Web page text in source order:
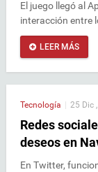
El juego llegó al
interacción entre
LEER MÁS
Tecnología 25 Dic
Redes
deseos en
En Twitter,